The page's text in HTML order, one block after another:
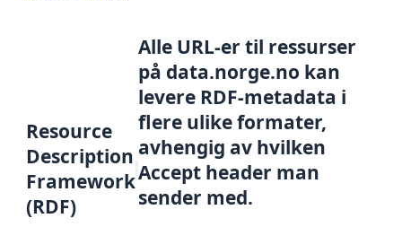
Resource
Description
Framework
(RDF)
Alle URL-er til ressurser
på data.norge.no kan
levere RDF-metadata i
flere ulike formater,
avhengig av hvilken
Accept header man
sender med.